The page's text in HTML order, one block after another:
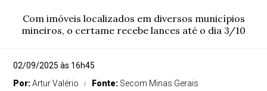
Com imóveis localizados em diversos municípios
mineiros, o certame recebe lances até o dia 3/10
02/09/2025 às 16h45
Por:Artur Valério Fonte: Secom Minas Gerais